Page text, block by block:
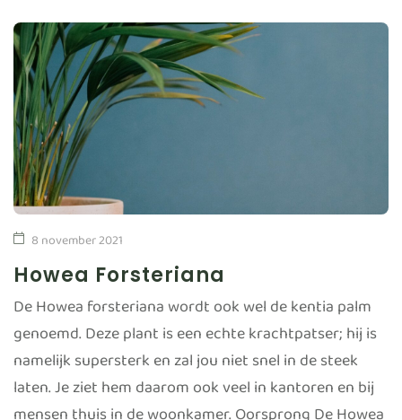
8 november 2021
Howea Forsteriana
De Howea forsteriana wordt ook wel de kentia palm
genoemd. Deze plant is een echte krachtpatser; hij is
namelijk supersterk en zal jou niet snel in de steek
laten. Je ziet hem daarom ook veel in kantoren en bij